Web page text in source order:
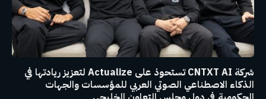
شركة CNTXT AI تستحوذ على Actualize لتعزيز ريادتها في
الذكاء الاصطناعي الصوتي العربي للمؤسسات والجهات